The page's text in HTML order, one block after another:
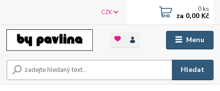
Menu
CZK
Hledat
0 ks
za 0,00 Kč